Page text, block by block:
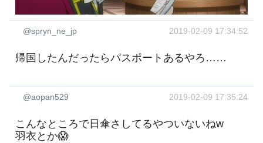
@spryn_ne_jp 2019-02-09 17:34:52
帰国したんだったらパスポートあるやろ……
@aopan529 2019-02-09 17:35:24
こんなところで日傘さしてるやついないねw
羽衣とか😱